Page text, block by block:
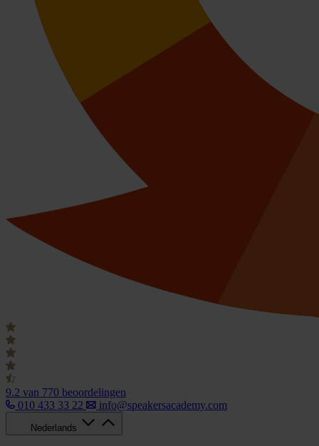
9.2 van 770 beoordelingen
010 433 33 22
info@speakersacademy.com
Nederlands